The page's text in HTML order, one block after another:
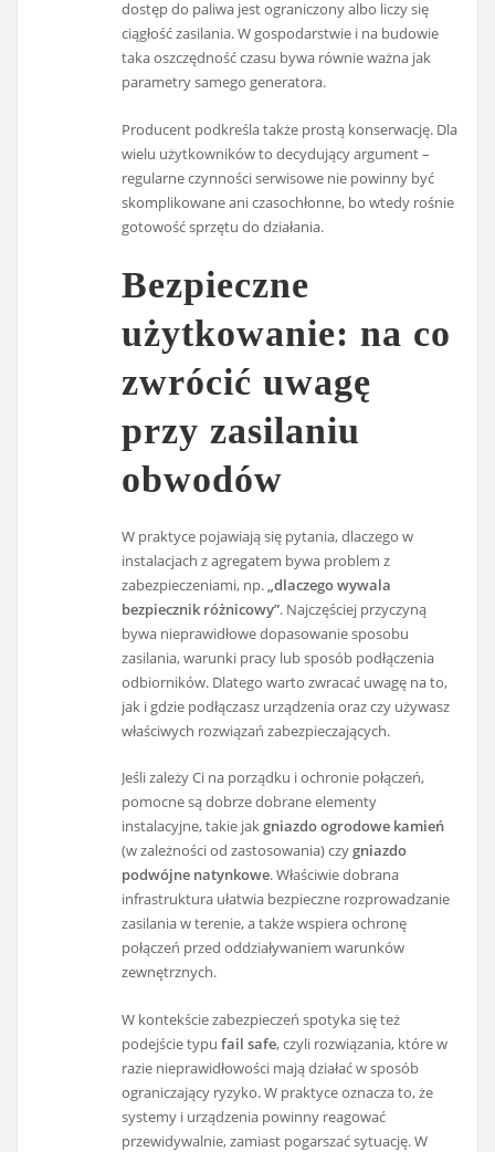
dostęp do paliwa jest ograniczony albo liczy się
ciągłość zasilania. W gospodarstwie i na budowie
taka oszczędność czasu bywa równie ważna jak
parametry samego generatora.
Producent podkreśla także prostą konserwację. Dla
wielu użytkowników to decydujący argument –
regularne czynności serwisowe nie powinny być
skomplikowane ani czasochłonne, bo wtedy rośnie
gotowość sprzętu do działania.
Bezpieczne
użytkowanie: na co
zwrócić uwagę
przy zasilaniu
obwodów
W praktyce pojawiają się pytania, dlaczego w
instalacjach z agregatem bywa problem z
zabezpieczeniami, np.„dlaczego wywala
bezpiecznik różnicowy”. Najczęściej przyczyną
bywa nieprawidłowe dopasowanie sposobu
zasilania, warunki pracy lub sposób podłączenia
odbiorników. Dlatego warto zwracać uwagę na to,
jak i gdzie podłączasz urządzenia oraz czy używasz
właściwych rozwiązań zabezpieczających.
Jeśli zależy Ci na porządku i ochronie połączeń,
pomocne są dobrze dobrane elementy
instalacyjne, takie jakgniazdo ogrodowe kamień
(w zależności od zastosowania) czygniazdo
podwójne natynkowe. Właściwie dobrana
infrastruktura ułatwia bezpieczne rozprowadzanie
zasilania w terenie, a także wspiera ochronę
połączeń przed oddziaływaniem warunków
zewnętrznych.
W kontekście zabezpieczeń spotyka się też
podejście typufail safe, czyli rozwiązania, które w
razie nieprawidłowości mają działać w sposób
ograniczający ryzyko. W praktyce oznacza to, że
systemy i urządzenia powinny reagować
przewidywalnie, zamiast pogarszać sytuację. W